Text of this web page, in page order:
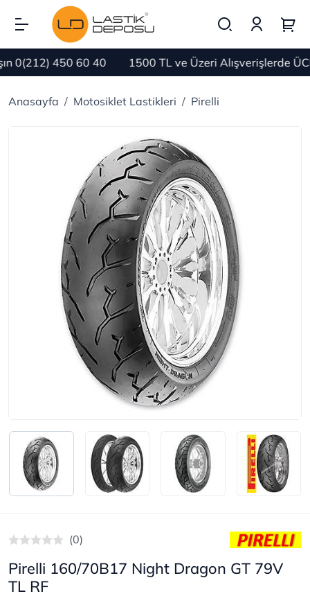
450 60 40 1500 TL ve Üzeri Alışverişlerde
Anasayfa Motosiklet Lastikleri Pirelli
(0)
Pirelli 160/70B17 Night Dragon GT 79V
TL RF